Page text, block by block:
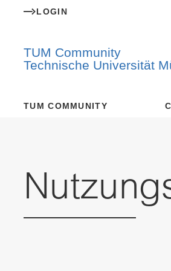
LOGIN
TUM Community
Technische Universität
TUM COMMUNITY